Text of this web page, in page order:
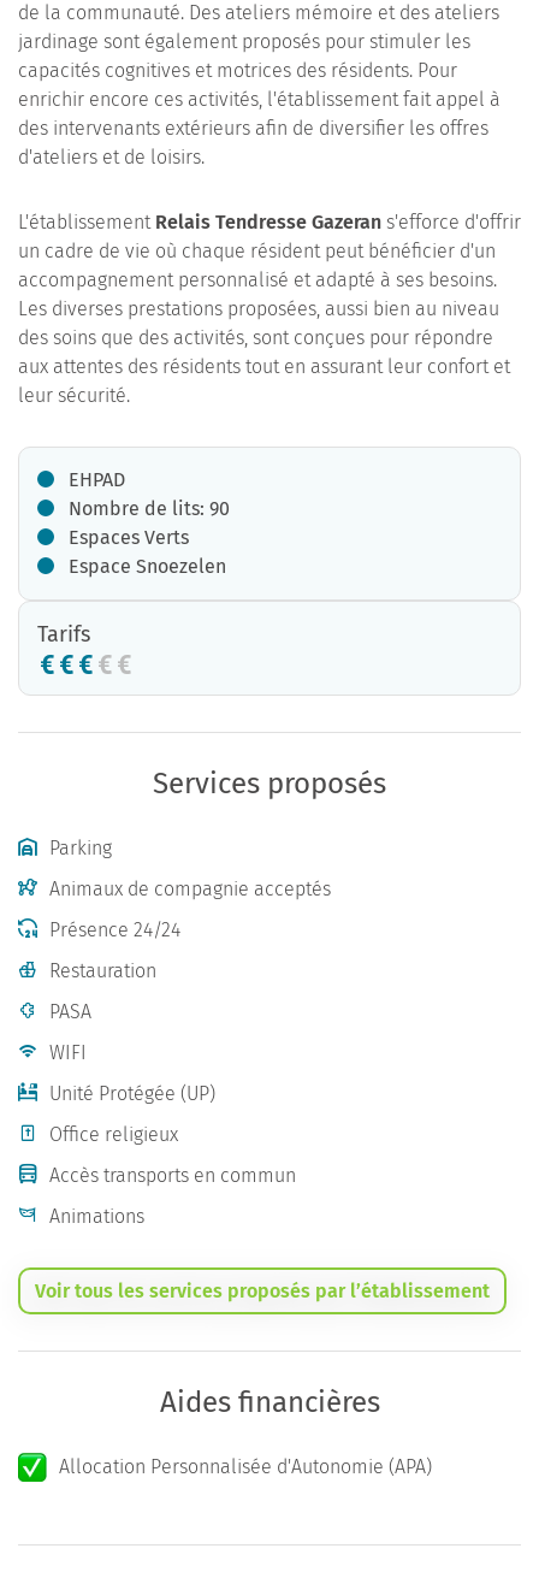
de la communauté. Des ateliers mémoire et des ateliers
jardinage sont également proposés pour stimuler les
capacités cognitives et motrices des résidents. Pour
enrichir encore ces activités, l'établissement fait appel à
des intervenants extérieurs afin de diversifier les offres
d'ateliers et de loisirs.
L'établissement Relais Tendresse Gazeran s'efforce d'offrir
un cadre de vie où chaque résident peut bénéficier d'un
accompagnement personnalisé et adapté à ses besoins.
Les diverses prestations proposées, aussi bien au niveau
des soins que des activités, sont conçues pour répondre
aux attentes des résidents tout en assurant leur confort et
leur sécurité.
EHPAD
Nombre de lits: 90
Espaces Verts
Espace Snoezelen
Tarifs
Services proposés
Parking
Animaux de compagnie acceptés
Présence 24/24
Restauration
PASA
WIFI
Unité Protégée (UP)
Office religieux
Accès transports en commun
Animations
Voir tous les services proposés par l’établissement
Aides financières
Allocation Personnalisée d'Autonomie (APA)